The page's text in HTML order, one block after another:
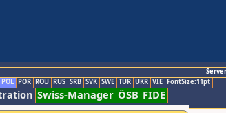
POL POR ROU RUS SRB SVK SWE TUR UKR VIE FontSize:11pt
Swiss-Manager ÖSB FIDE